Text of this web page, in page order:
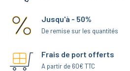
Jusqu'à - 50%
De remise sur les quantités
Frais de port offerts
A partir de 60€ TTC